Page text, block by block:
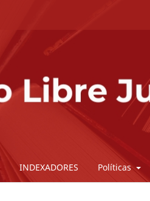
INDEXADORES Políticas